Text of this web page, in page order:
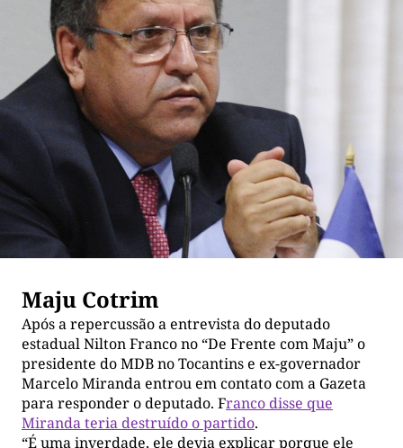
Maju Cotrim
Após a repercussão a entrevista do deputado
estadual Nilton Franco no “De Frente com Maju” o
presidente do MDB no Tocantins e ex-governador
Marcelo Miranda entrou em contato com a Gazeta
para responder o deputado. Franco disse que
Miranda teria destruído o partido.
“É uma inverdade, ele devia explicar porque ele